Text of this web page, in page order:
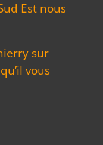
Est nous
sur
vous